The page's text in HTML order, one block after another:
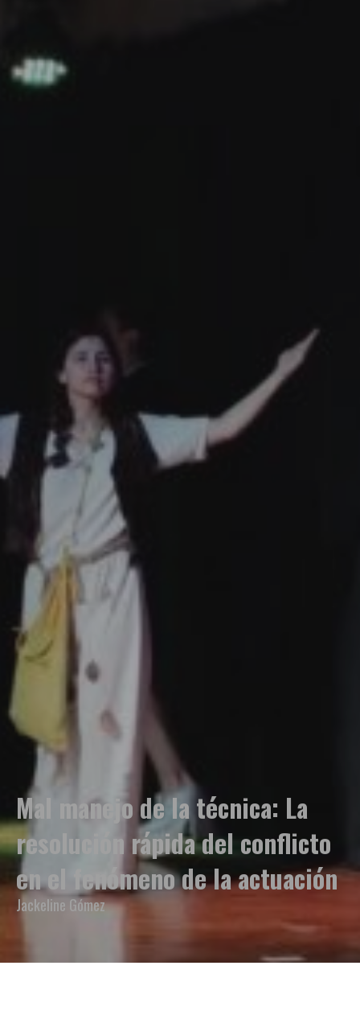
Mal manejo de la técnica: La
resolución rápida del conflicto
en el fenómeno de la actuación
Jackeline Gómez